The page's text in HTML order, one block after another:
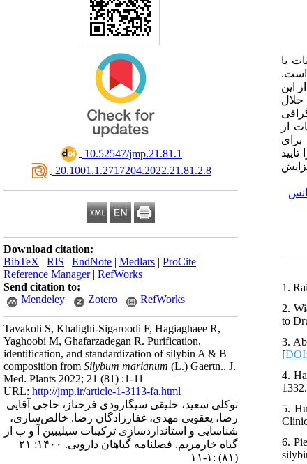
‎ 10.52547/jmp.21.81.1
‎ 20.1001.1.2717204.2022.21.81.2.8
Download citation:
BibTeX | RIS | EndNote | Medlars | ProCite |
Reference Manager| RefWorks
Send citation to:
Mendeley
Zotero RefWorks
Tavakoli S, Khalighi-Sigaroodi F, Hagiaghaee R,
Yaghoobi M, Ghafarzadegan R. Purification,
identification, and standardization of silybin A & B
composition from Silybum marianum (L.) Gaertn.. J.
Med. Plants 2022; 21 (81) :1-11
URL: http://jmp.ir/article-1-3113-fa.html
توکلی سعید، خلیقی سیگارودی فرحناز، حاجی آقایی
رضا، یعقوبی مهدی، غفارزادگان رضا. خالص‌سازی،
شناسایی و استانداردسازی ترکیبات سیلی‎بین آ و ب از
گیاه خارمریم. فصلنامه گياهان دارویی. ۱۴۰۰; ۲۱
(۸۱) :۱-۱۱
با
است.
این
حلال
این ترکیبات از
1.
2.
to
3.
[
4.
5.
6.